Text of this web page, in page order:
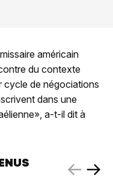
américain
du contexte
cycle de négociations
dans une
a-t-il dit à